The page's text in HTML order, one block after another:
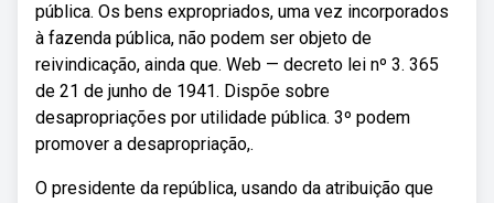
pública. Os bens expropriados, uma vez incorporados
à fazenda pública, não podem ser objeto de
reivindicação, ainda que. Web — decreto lei nº 3. 365
de 21 de junho de 1941. Dispõe sobre
desapropriações por utilidade pública. 3º podem
promover a desapropriação,.
O presidente da república, usando da atribuição que